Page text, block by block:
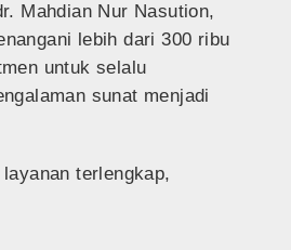
Mahdian Nur Nasution,
lebih dari 300 ribu
untuk selalu
sunat menjadi
terlengkap,